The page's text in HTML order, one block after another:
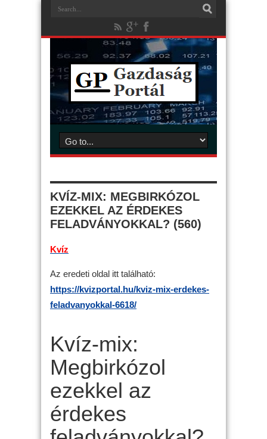
KVÍZ-MIX: MEGBIRKÓZOL
EZEKKEL AZ ÉRDEKES
FELADVÁNYOKKAL? (560)
Kvíz
Az eredeti oldal itt található:
https://kvizportal.hu/kviz-mix-erdekes-
feladvanyokkal-6618/
Kvíz-mix:
Megbirkózol
ezekkel az
érdekes